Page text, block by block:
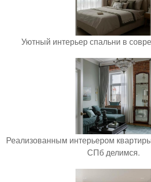
Уютный интерьер спальни в
Реализованным интерьером
СПб делимся.